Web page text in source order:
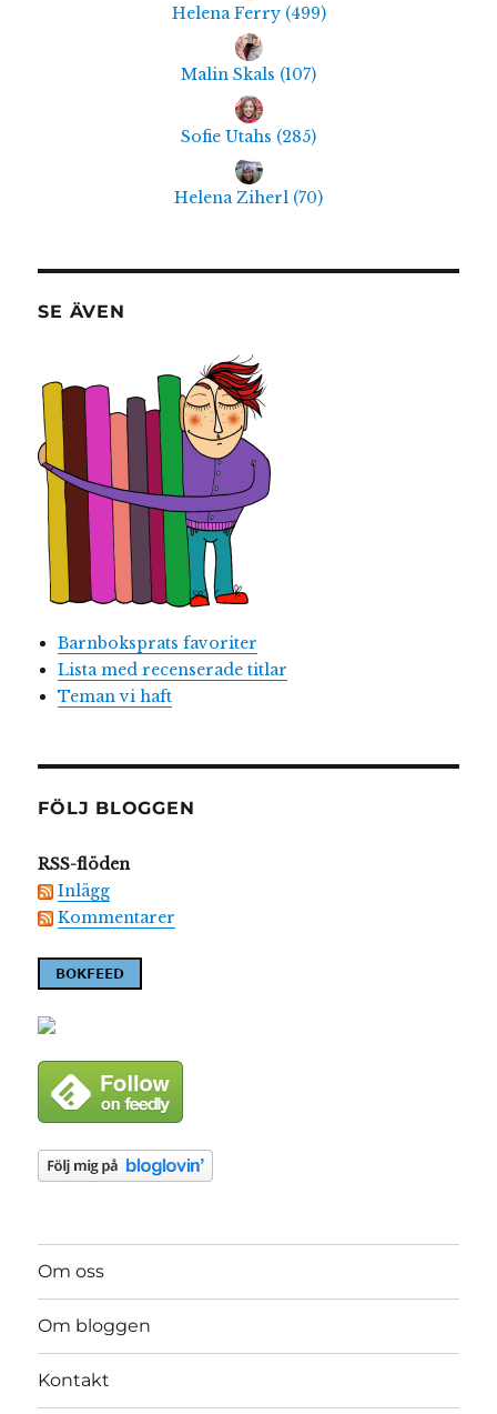
Helena Ferry (499)
Malin Skals (107)
Sofie Utahs (285)
Helena Ziherl (70)
SE ÄVEN
Barnboksprats favoriter
Lista med recenserade titlar
Teman vi haft
FÖLJ BLOGGEN
RSS-flöden
Inlägg
Kommentarer
Om oss
Om bloggen
Kontakt